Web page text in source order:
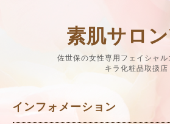
素肌サロ
佐世保の女性専用フェイシャル
キラ化粧品取扱店
インフォメーション